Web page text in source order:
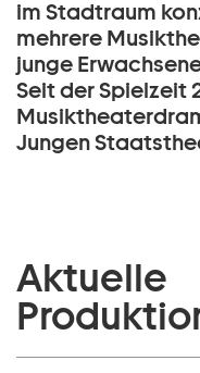
im Stadtraum
mehrere
junge
Seit der Spielzeit
Jungen
Aktuelle